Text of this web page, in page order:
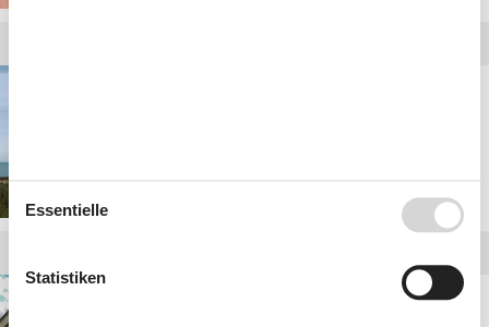
Privat Ferienhaus Egaa
Essentielle
Statistiken